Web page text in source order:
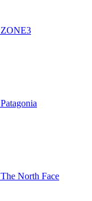
ZONE3
Patagonia
The North Face